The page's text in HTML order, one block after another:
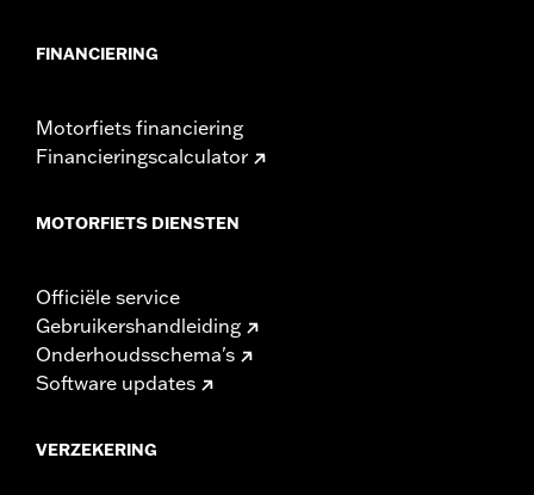
FINANCIERING
Motorfiets financiering
Financieringscalculator
MOTORFIETS DIENSTEN
Officiële service
Gebruikershandleiding
Onderhoudsschema's
Software updates
VERZEKERING